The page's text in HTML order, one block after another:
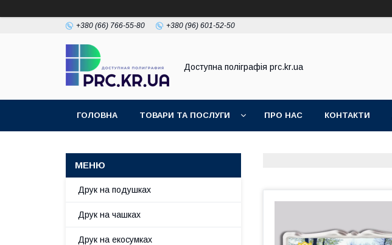
+380 (66) 766-55-80 +380 (96) 601-52-50
Доступна поліграфія prc.kr.ua
ГОЛОВНА ТОВАРИ ТА ПОСЛУГИ ПРО НАС КОНТАКТИ
Друк на подушках
Друк на чашках
Друк на екосумках